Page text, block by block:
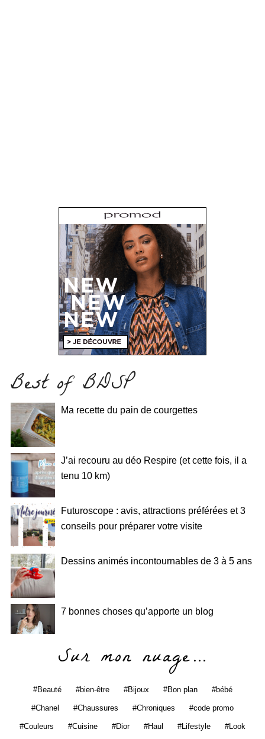
Best of BDSP
Ma recette du pain de courgettes
J’ai recouru au déo Respire (et cette fois, il a
tenu 10 km)
Futuroscope : avis, attractions préférées et 3
conseils pour préparer votre visite
Dessins animés incontournables de 3 à 5 ans
7 bonnes choses qu’apporte un blog
Sur mon nuage…
Beauté bien-être Bijoux Bon plan bébé
Chanel Chaussures Chroniques code promo
Couleurs Cuisine Dior Haul Lifestyle Look